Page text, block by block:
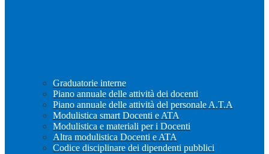
Graduatorie interne
Piano annuale delle attività dei docenti
Piano annuale delle attività del personale A.T.A
Modulistica smart Docenti e ATA
Modulistica e materiali per i Docenti
Altra modulistica Docenti e ATA
Codice disciplinare dei dipendenti pubblici